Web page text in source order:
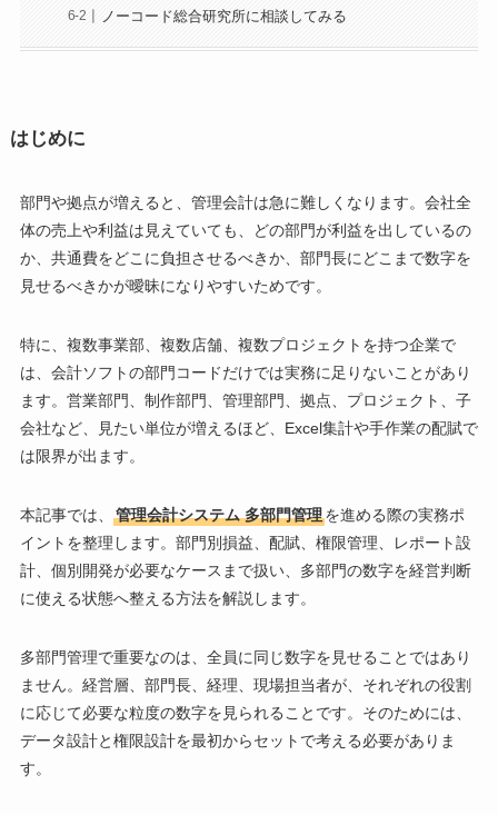
ノーコード総合研究所に相談してみる
はじめに
部門や拠点が増えると、管理会計は急に難しくなります。会社全
体の売上や利益は見えていても、どの部門が利益を出しているの
か、共通費をどこに負担させるべきか、部門長にどこまで数字を
見せるべきかが曖昧になりやすいためです。
特に、複数事業部、複数店舗、複数プロジェクトを持つ企業で
は、会計ソフトの部門コードだけでは実務に足りないことがあり
ます。営業部門、制作部門、管理部門、拠点、プロジェクト、子
会社など、見たい単位が増えるほど、Excel集計や手作業の配賦で
は限界が出ます。
本記事では、 管理会計システム 多部門管理を進める際の実務ポ
イントを整理します。部門別損益、配賦、権限管理、レポート設
計、個別開発が必要なケースまで扱い、多部門の数字を経営判断
に使える状態へ整える方法を解説します。
多部門管理で重要なのは、全員に同じ数字を見せることではあり
ません。経営層、部門長、経理、現場担当者が、それぞれの役割
に応じて必要な粒度の数字を見られることです。そのためには、
データ設計と権限設計を最初からセットで考える必要がありま
す。